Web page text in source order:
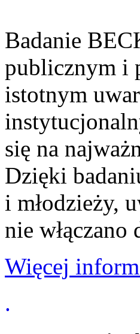
Badanie
publicznym i
istotnym
się na
Dzięki
i młodzieży,
nie włączano
Więcej
.